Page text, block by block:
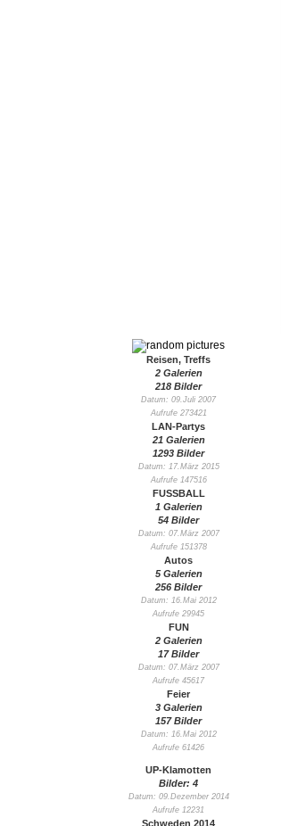
Reisen, Treffs
2 Galerien
218 Bilder
Datum: 09.Juli 2007
Aufrufe 273421
LAN-Partys
21 Galerien
1293 Bilder
Datum: 17.März 2015
Aufrufe 147516
FUSSBALL
1 Galerien
54 Bilder
Datum: 07.März 2007
Aufrufe 151378
Autos
5 Galerien
256 Bilder
Datum: 16.Mai 2012
Aufrufe 29945
FUN
2 Galerien
17 Bilder
Datum: 07.März 2007
Aufrufe 45617
Feier
3 Galerien
157 Bilder
Datum: 16.Mai 2012
Aufrufe 61426
UP-Klamotten
Bilder: 4
Datum: 09.Dezember 2014
Aufrufe 12231
Schweden 2014